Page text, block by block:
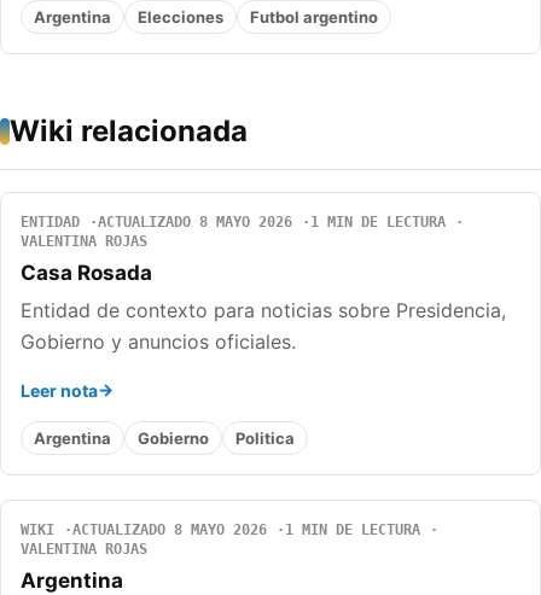
Argentina Elecciones Futbol argentino
Wiki relacionada
ENTIDAD ACTUALIZADO 8 MAYO 2026
1 MIN DE LECTURA
VALENTINA ROJAS
Casa Rosada
Entidad de contexto para noticias sobre Presidencia,
Gobierno y anuncios oficiales.
Leer nota
Argentina Gobierno Politica
WIKI ACTUALIZADO 8 MAYO 2026
1 MIN DE LECTURA
VALENTINA ROJAS
Argentina